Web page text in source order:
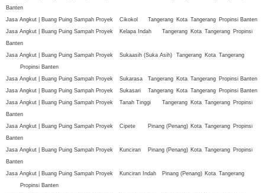
Banten
Jasa Angkut | Buang Puing Sampah Proyek
Cikokol Tangerang Kota Tangerang Propinsi Banten
Jasa Angkut | Buang Puing Sampah Proyek
Kelapa Indah Tangerang Kota Tangerang Propinsi
Banten
Jasa Angkut | Buang Puing Sampah Proyek
Sukaasih (Suka Asih) Tangerang Kota Tangerang
Propinsi Banten
Jasa Angkut | Buang Puing Sampah Proyek
Sukarasa Tangerang Kota Tangerang Propinsi Banten
Jasa Angkut | Buang Puing Sampah Proyek
Sukasari Tangerang Kota Tangerang Propinsi Banten
Jasa Angkut | Buang Puing Sampah Proyek
Tanah Tinggi Tangerang Kota Tangerang Propinsi
Banten
Jasa Angkut | Buang Puing Sampah Proyek
Cipete Pinang (Penang) Kota Tangerang Propinsi
Banten
Jasa Angkut | Buang Puing Sampah Proyek
Kunciran Pinang (Penang) Kota Tangerang Propinsi
Banten
Jasa Angkut | Buang Puing Sampah Proyek
Kunciran Indah Pinang (Penang) Kota Tangerang
Propinsi Banten